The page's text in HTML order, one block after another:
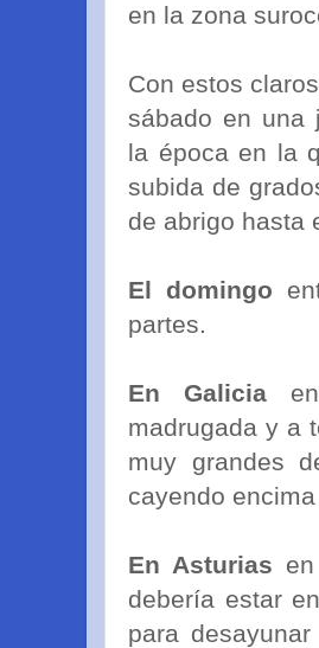
en la zona
Con estos
sábado en una
la época en la
subida de
de abrigo hasta
El domingo
partes.
En Galicia
madrugada y a
muy grandes
cayendo
En Asturias
debería estar
para